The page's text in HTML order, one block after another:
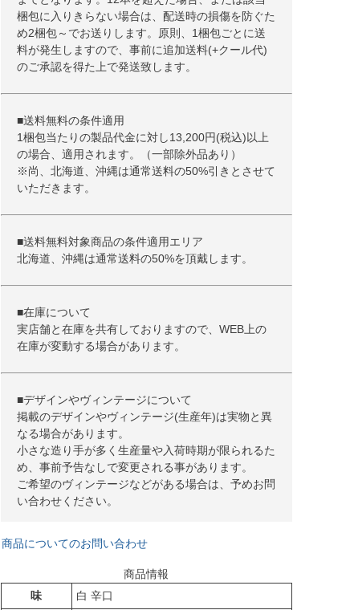
梱包に入りきらない場合は、配送時の損傷を防ぐた
め2梱包～でお送りします。原則、1梱包ごとに送
料が発生しますので、事前に追加送料(+クール代)
のご承認を得た上で発送致します。
■送料無料の条件適用
1梱包当たりの製品代金に対し13,200円(税込)以上
の場合、適用されます。（一部除外品あり）
※尚、北海道、沖縄は通常送料の50%引きとさせて
いただきます。
■送料無料対象商品の条件適用エリア
北海道、沖縄は通常送料の50%を頂戴します。
■在庫について
実店舗と在庫を共有しておりますので、WEB上の
在庫が変動する場合があります。
■デザインやヴィンテージについて
掲載のデザインやヴィンテージ(生産年)は実物と異
なる場合があります。
小さな造り手が多く生産量や入荷時期が限られるた
め、事前予告なしで変更される事があります。
ご希望のヴィンテージなどがある場合は、予めお問
い合わせください。
商品についてのお問い合わせ
商品情報
味
白 辛口